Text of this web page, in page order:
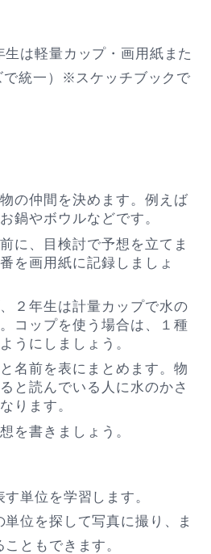
生は軽量カップ・画用紙また
で統一）※スケッチブックで
の仲間を決めます。例えば
鍋やボウルなどです。
に、目検討で予想を立てま
を画用紙に記録しましょ
２年生は計量カップで水の
コップを使う場合は、１種
うにしましょう。
名前を表にまとめます。物
と読んでいる人に水のかさ
ります。
を書きましょう。
単位を学習します。
位を探して写真に撮り、ま
ともできます。